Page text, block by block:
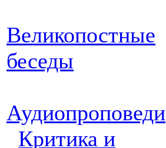
Великопостные
беседы
Аудиопроповеди
Критика и